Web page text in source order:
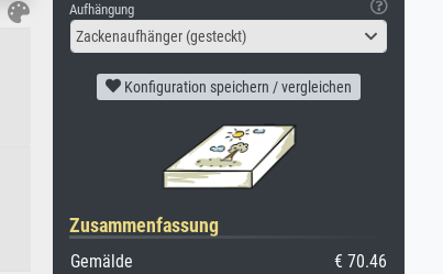
Aufhängung
Zackenaufhänger (gesteckt)
Konfiguration speichern / vergleichen
Zusammenfassung
Gemälde
€ 70.46